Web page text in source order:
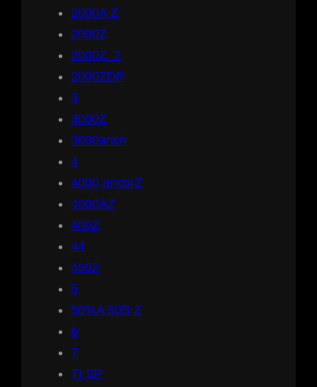
2000A Z
2000Z
2000Z_2
2000ZDP
3
3000Z
3600anch
4
4000 ancorZ
4000AZ
400Z
44
450Z
5
50%A 50B Z
6
7
7) SP